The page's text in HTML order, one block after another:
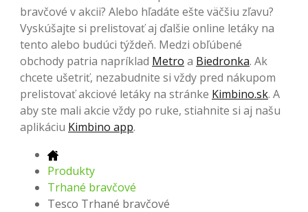
bravčové v akcii? Alebo hľadáte ešte väčšiu zľavu?
Vyskúšajte si prelistovať aj ďalšie online letáky na
tento alebo budúci týždeň. Medzi obľúbené
obchody patria napríklad Metro a Biedronka. Ak
chcete ušetriť, nezabudnite si vždy pred nákupom
prelistovať akciové letáky na stránke Kimbino.sk. A
aby ste mali akcie vždy po ruke, stiahnite si aj našu
aplikáciu Kimbino app.
Produkty
Trhané bravčové
Tesco Trhané bravčové